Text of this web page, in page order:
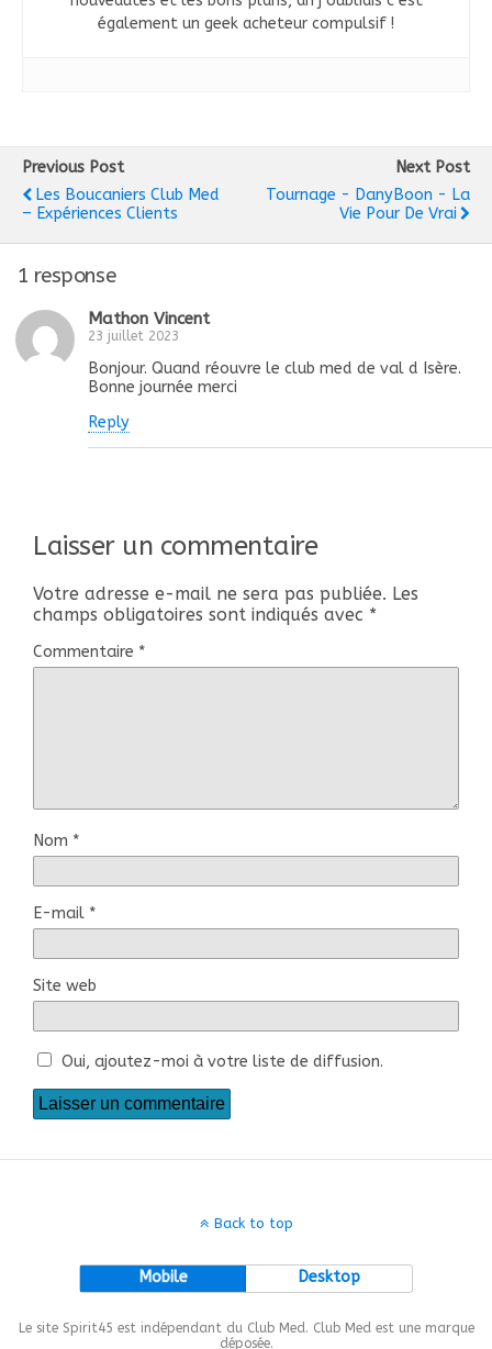
également un geek acheteur compulsif !
Previous Post
Les Boucaniers Club Med
– Expériences Clients
Next Post
Tournage - DanyBoon - La
Vie Pour De Vrai
1 response
Mathon Vincent
23 juillet 2023
Bonjour. Quand réouvre le club med de val d Isère.
Bonne journée merci
Reply
Laisser un commentaire
Votre adresse e-mail ne sera pas publiée. Les
champs obligatoires sont indiqués avec *
Commentaire *
Nom *
E-mail *
Site web
Oui, ajoutez-moi à votre liste de diffusion.
Back to top
Mobile Desktop
Le site Spirit45 est indépendant du Club Med. Club Med est une marque
déposée.